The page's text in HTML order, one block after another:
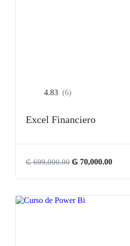
4.83 (6)
Excel Financiero
₲699,000.00 ₲ 70,000.00